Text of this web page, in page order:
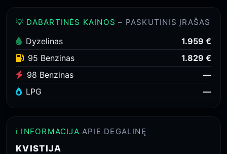
💡 DABARTINĖS KAINOS – PASKUTINIS ĮRAŠAS
Dyzelinas
1.959 €
95 Benzinas
1.829 €
98 Benzinas
—
LPG
—
ℹ️ INFORMACIJA APIE DEGALINĘ
KVISTIJA